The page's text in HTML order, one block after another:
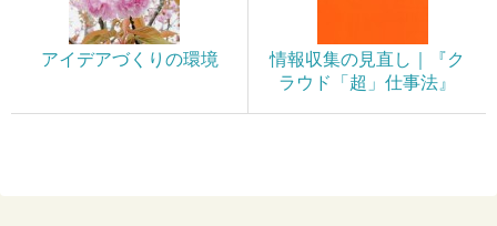
アイデアづくりの環境
情報収集の見直し｜『ク
ラウド「超」仕事法』